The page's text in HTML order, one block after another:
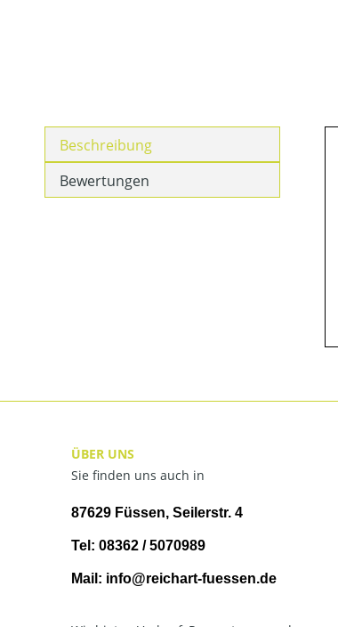
Beschreibung
Bewertungen
ÜBER UNS
Sie finden uns auch in
87629 Füssen, Seilerstr. 4
Tel: 08362 / 5070989
Mail: info@reichart-fuessen.de